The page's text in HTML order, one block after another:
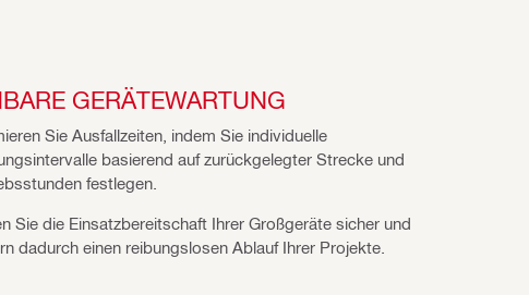
GERÄTEWARTUNG
Sie Ausfallzeiten, indem Sie individuelle
basierend auf zurückgelegter Strecke und
festlegen.
Sie die Einsatzbereitschaft Ihrer Großgeräte sicher und
dadurch einen reibungslosen Ablauf Ihrer Projekte.